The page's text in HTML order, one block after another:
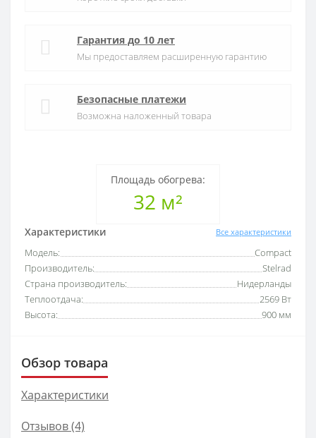
Площадь обогрева:
32 м²
Характеристики Все характеристики
Модель:
Compact
Производитель:
Stelrad
Страна производитель:
Нидерланды
Теплоотдача:
2569 Вт
Высота:
900 мм
Гарантия до 10 лет
Мы предоставляем расширенную гарантию
Безопасные платежи
Возможна наложенный товара
Обзор товара
Характеристики
Отзывов (4)